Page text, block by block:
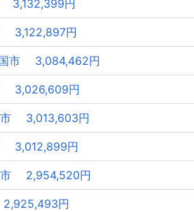
3,132,399円
3,122,897円
市 3,084,462円
3,026,609円
3,013,603円
3,012,899円
2,954,520円
円